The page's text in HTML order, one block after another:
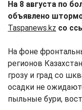
На 8 августа по
объявлено
Taspanews.kz со
На фоне
регионов
грозу и град со
осадки не
пыльные бури,